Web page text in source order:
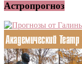
Астропрогноз